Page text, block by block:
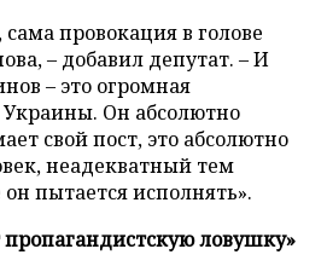
сама провокация в голове
– добавил депутат. –И
– это огромная
Он абсолютно
свой пост, это абсолютно
неадекватный тем
пытается исполнять».
пропагандистскую ловушку»